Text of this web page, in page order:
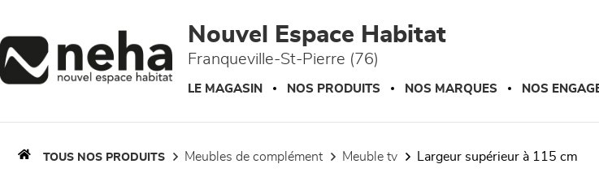
Nouvel Espace Habitat
Franqueville-St-Pierre (76)
LE MAGASIN NOS PRODUITS NOS MARQUES NOS
TOUS NOS PRODUITS meubles de complément meuble tv largeur supérieur à 115 cm